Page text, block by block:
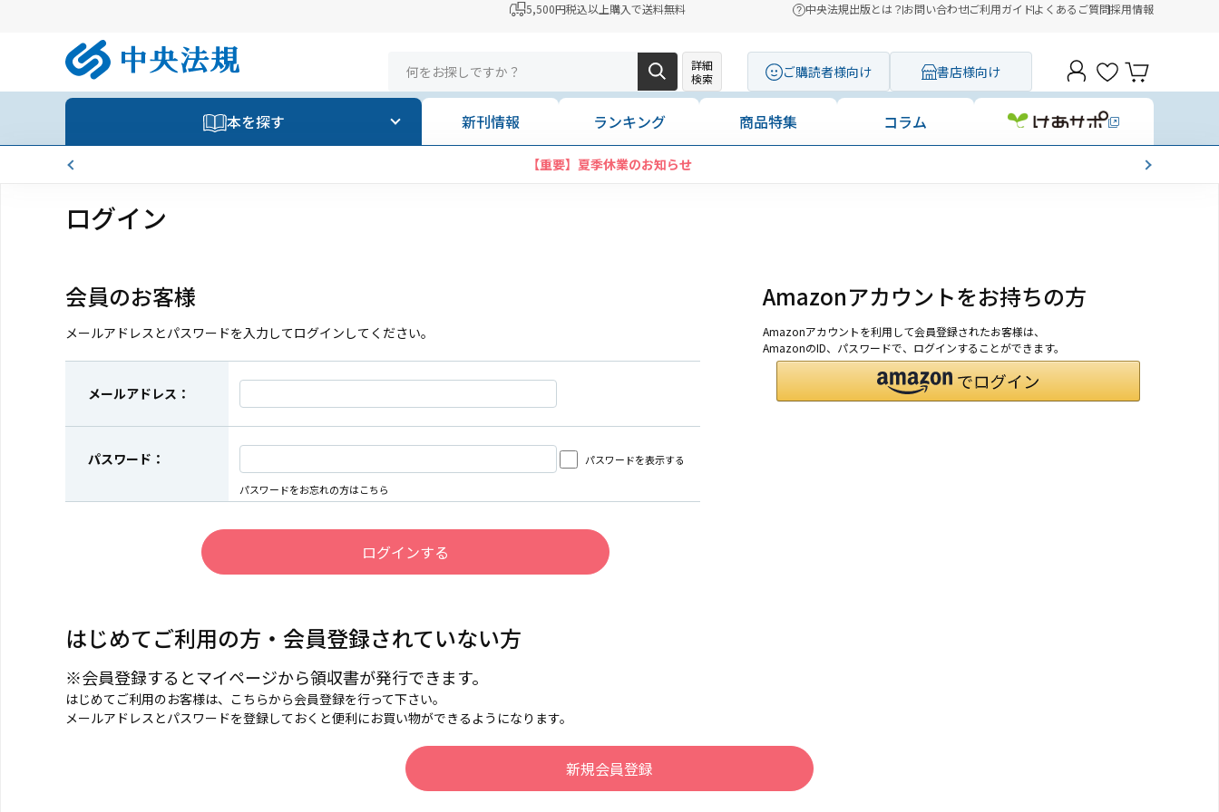
5,500円税込以上購入で送料無料 中央法規出版とは？お問い合わせご利用ガイドよくあるご質問採用情報
詳細
検索
ご購読者様向け 書店様向け
本を探す 新刊情報 ランキング 商品特集 コラム
【重要】夏季休業のお知らせ
ログイン
会員のお客様
メールアドレスとパスワードを入力してログインしてください。
メールアドレス：
パスワード： パスワードを表示する
パスワードをお忘れの方はこちら
Amazonアカウントをお持ちの方
Amazonアカウントを利用して会員登録されたお客様は、
AmazonのID、パスワードで、ログインすることができます。
はじめてご利用の方・会員登録されていない方
※会員登録するとマイページから領収書が発行できます。
はじめてご利用のお客様は、こちらから会員登録を行って下さい。
メールアドレスとパスワードを登録しておくと便利にお買い物ができるようになります。